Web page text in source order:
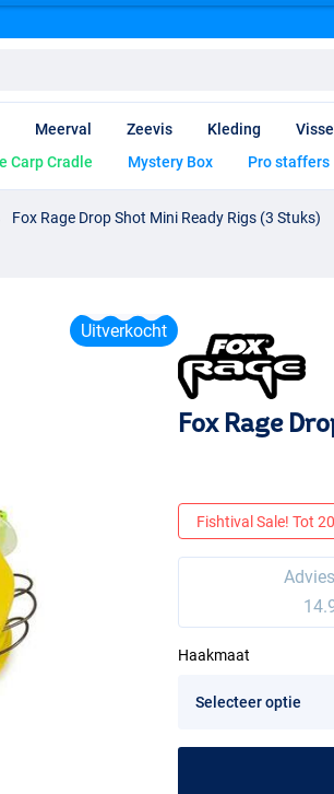
Meerval Zeevis Kleding
Carp Cradle Mystery Box Pro staffers
Fox Rage Drop Shot Mini Ready Rigs (3 Stuks)
Uitverkocht
Fox Rage
Fishtival Sale! Tot
Haakmaat